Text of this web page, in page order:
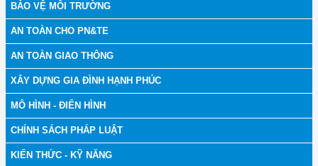
BẢO VỆ MÔI TRƯỜNG
AN TOÀN CHO PN&TE
AN TOÀN GIAO THÔNG
XÂY DỰNG GIA ĐÌNH HẠNH PHÚC
MÔ HÌNH - ĐIỂN HÌNH
CHÍNH SÁCH PHÁP LUẬT
KIẾN THỨC - KỸ NĂNG